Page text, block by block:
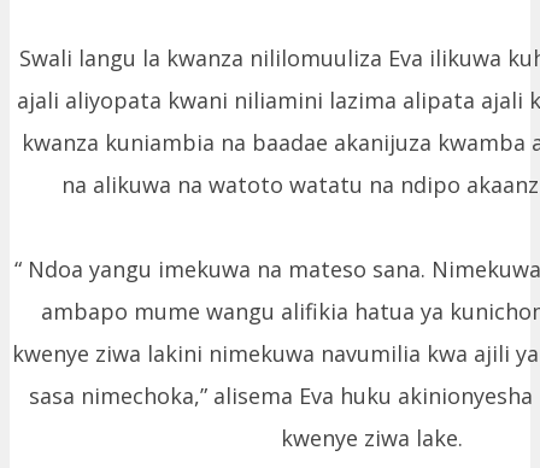
Swali langu la kwanza nililomuuliza Eva ilikuwa
ajali aliyopata kwani niliamini lazima alipata ajali
kwanza kuniambia na baadae akanijuza kwamba
na alikuwa na watoto watatu na ndipo
“ Ndoa yangu imekuwa na mateso sana.
ambapo mume wangu alifikia hatua ya
kwenye ziwa lakini nimekuwa navumilia kwa ajili
sasa nimechoka,” alisema Eva huku
kwenye ziwa lake.